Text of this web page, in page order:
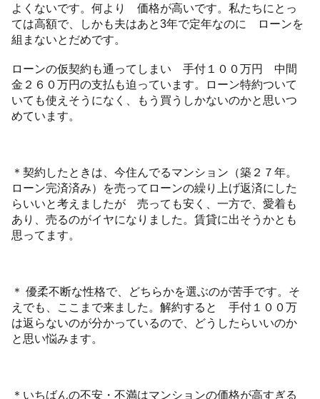
よくないです。何より 価格が高いです。私たちにとっ
ては高額で、しかも夫はあと3年で定年なのに ローンを
組まないとだめです。
ローンの仮契約も通ってしまい 手付１００万円 中間
金２６０万円の支払も迫っています。ローン特約ついて
いても使えそうになく、もう買うしかないのかと思いつ
めています。
＊契約したときは、今住んでるマンション（築２７年。
ローン完済済み）を売ってローンの繰り上げ返済にした
らいいと考えましたが 売っても安く、一方で、愛着も
あり、売るのがイヤになりました。賃貸に出そうかとも
思ってます。
＊ 優柔不断な性格で、どちらかを選ぶのが苦手です。そ
えでも、ここまで来ました。解約すると 手付１００万
は返らないのが分かっているので、どうしたらいいのか
と思い悩みます。
＊いちばんの不安・不満はマンションの価格が高すぎる